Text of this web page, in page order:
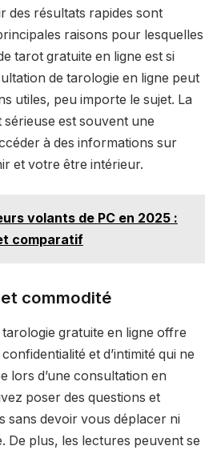
des résultats rapides sont
raisons pour lesquelles
tarot gratuite en ligne est si
de tarologie en ligne peut
utiles, peu importe le sujet. La
sérieuse est souvent une
à des informations sur
et votre être intérieur.
volants de PC en 2025 :
comparatif
commodité
gratuite en ligne offre
et d’intimité qui ne
lors d’une consultation en
poser des questions et
sans devoir vous déplacer ni
De plus, les lectures peuvent se